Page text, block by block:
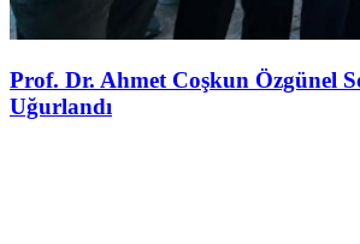
Prof. Dr. Ahmet Coşkun Özgünel
Uğurlandı